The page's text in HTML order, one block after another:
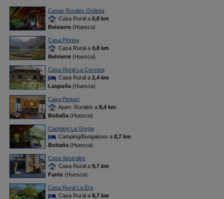
Casas Rurales Ordesa
Casa Rural a 0,8 km
Belsierre(Huesca)
Casa Pirinea
Casa Rural a 0,8 km
Belsierre(Huesca)
Casa Rural La Corvera
Casa Rural a 2,4 km
Laspuña(Huesca)
Casa Pequer
Apart. Rurales a 8,4 km
Boltaña(Huesca)
Camping La Gorga
Camping/Bungalows a 8,7 km
Boltaña(Huesca)
Casa Sestrales
Casa Rural a 9,7 km
Fanlo(Huesca)
Casa Rural La Era
Casa Rural a 9,7 km